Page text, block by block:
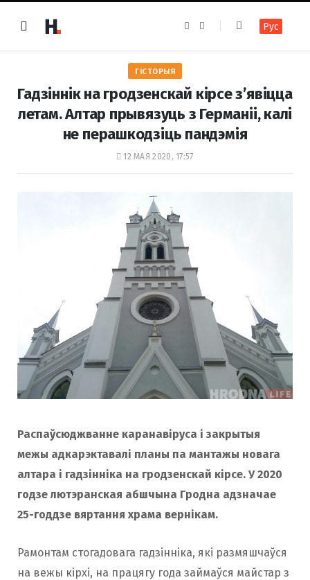
e
k
t
a
m
Рус
ГІСТОРЫЯ
Гадзіннік на гродзенскай кірсе з’явіцца
летам. Алтар прывязуць з Германіі, калі
не перашкодзіць пандэмія
12 МАЯ 2020, 17:57
Распаўсюджванне каранавіруса і закрытыя
межы адкарэктавалі планы па мантажы новага
алтара і гадзінніка на гродзенскай кірсе. У 2020
годзе лютэранская абшчына Гродна адзначае
25-годдзе вяртання храма вернікам.
Рамонтам стогадовага гадзінніка, які размяшчаўся
на вежы кірхі, на працягу года займаўся майстар з